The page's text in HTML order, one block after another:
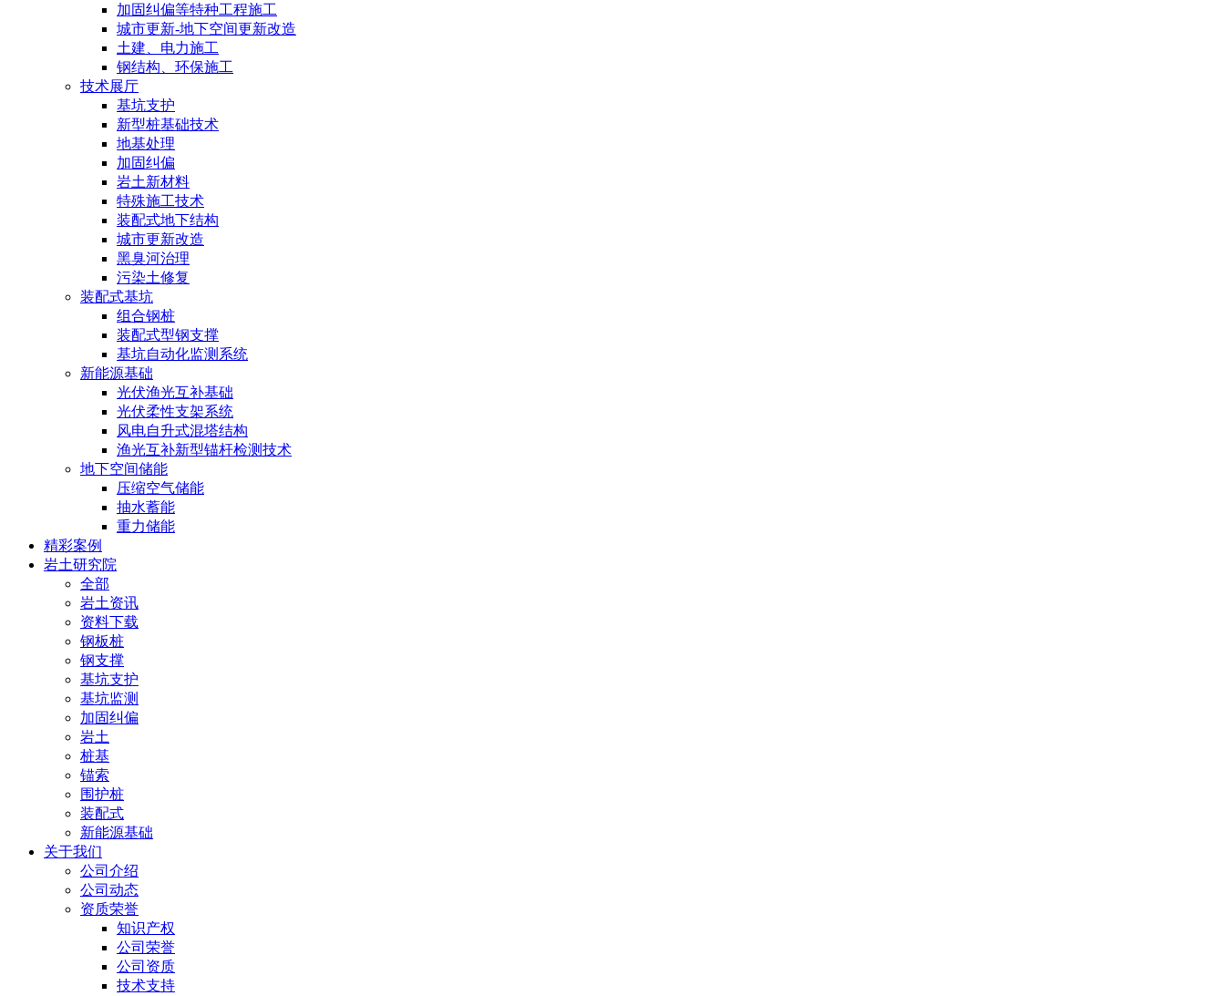
加固纠偏等特种工程施工
城市更新-地下空间更新改造
土建、电力施工
钢结构、环保施工
技术展厅
基坑支护
新型桩基础技术
地基处理
加固纠偏
岩土新材料
特殊施工技术
装配式地下结构
城市更新改造
黑臭河治理
污染土修复
装配式基坑
组合钢桩
装配式型钢支撑
基坑自动化监测系统
新能源基础
光伏渔光互补基础
光伏柔性支架系统
风电自升式混塔结构
渔光互补新型锚杆检测技术
地下空间储能
压缩空气储能
抽水蓄能
重力储能
精彩案例
岩土研究院
全部
岩土资讯
资料下载
钢板桩
钢支撑
基坑支护
基坑监测
加固纠偏
岩土
桩基
锚索
围护桩
装配式
新能源基础
关于我们
公司介绍
公司动态
资质荣誉
知识产权
公司荣誉
公司资质
技术支持